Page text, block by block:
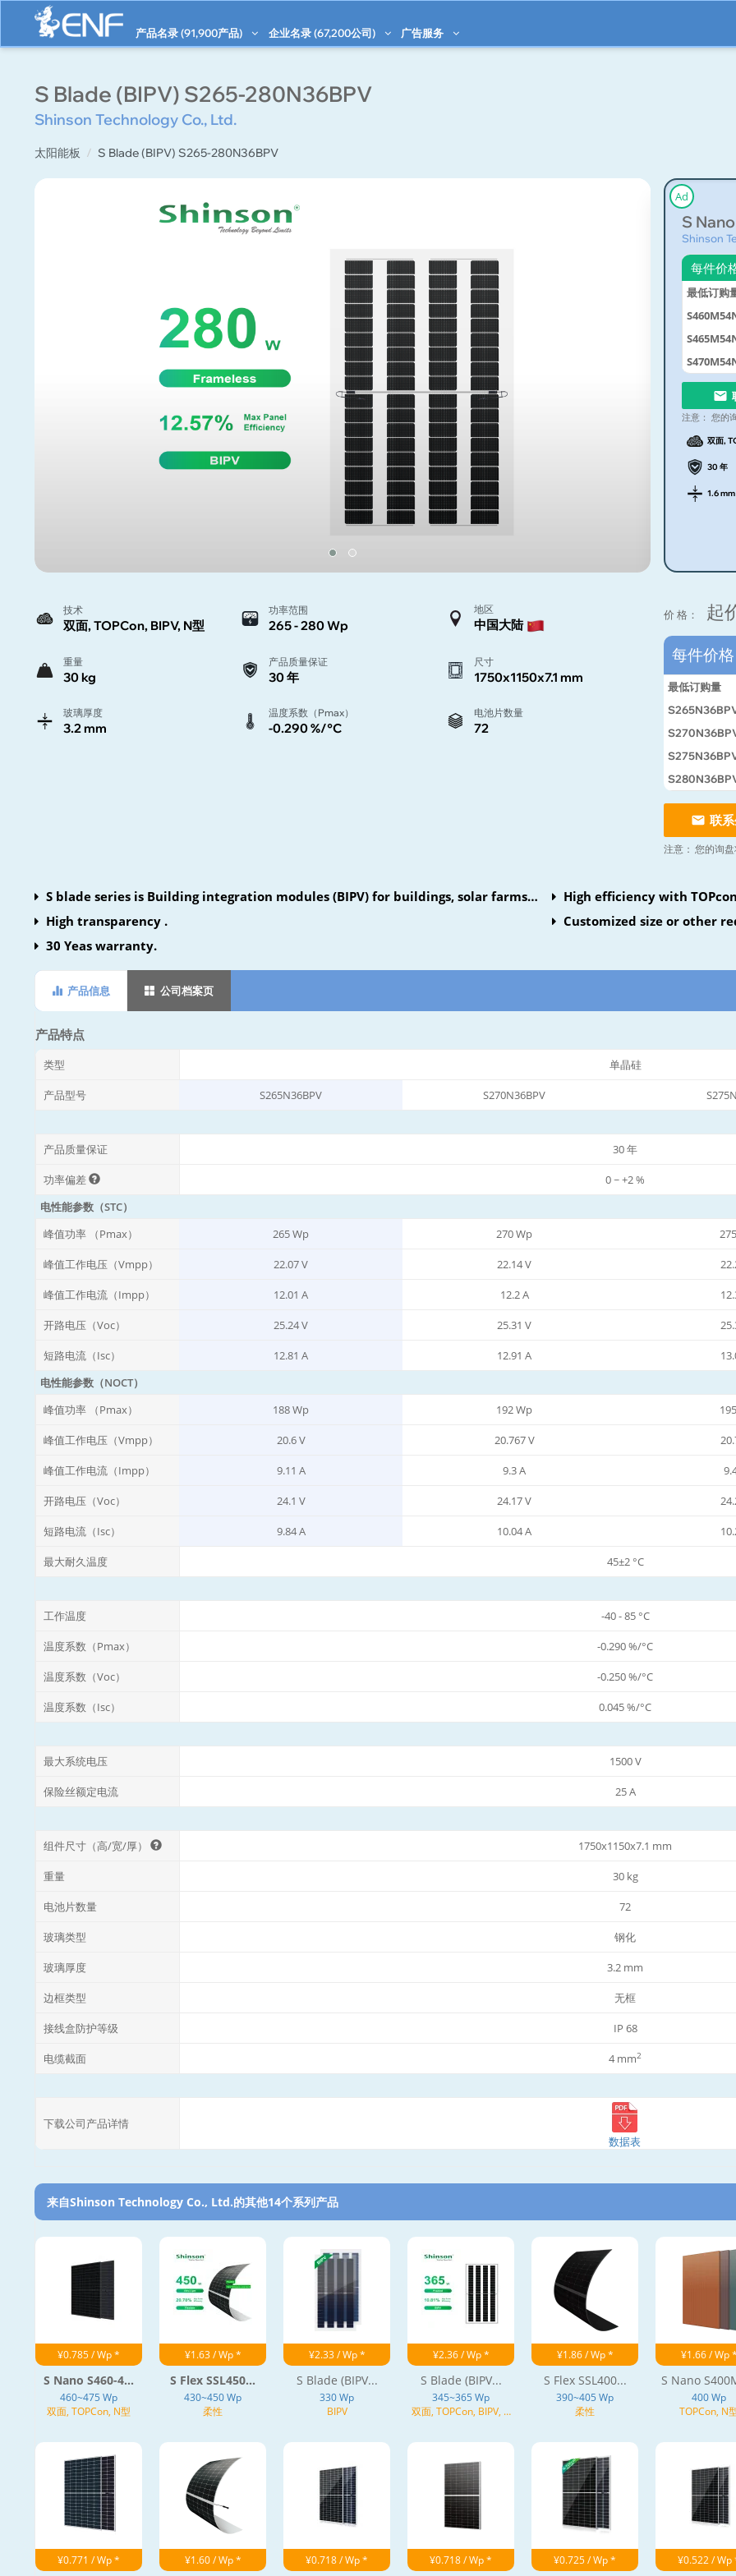
产品名录 (91,900产品) 企业名录 (67,200公司) 广告服务
S Blade (BIPV) S265-280N36BPV
Shinson Technology Co., Ltd.
太阳能板 S Blade (BIPV) S265-280N36BPV
Ad
S
Shinson
每件价
最低订购
注意： 您的
双面,
30 年
1.6 mm
技术
双面, TOPCon, BIPV, N型
功率范围
265 - 280 Wp
地区
中国大陆
重量
30 kg
产品质量保证
30 年
尺寸
1750x1150x7.1 mm
玻璃厚度
3.2 mm
温度系数（Pmax）
-0.290 %/°C
电池片数量
72
价 格： 起
每件价格
最低订购量
联
注意： 您的询
S blade series is Building integration modules (BIPV) for buildings, solar farms
and solar fence project.
High efficiency with
High transparency .
Customized size or other
30 Yeas warranty.
产品信息 公司档案页
产品特点
类型 单晶硅
产品型号 S265N36BPV S270N36BPV
产品质量保证 30 年
功率偏差
0 ~ +2 %
电性能参数（STC）
峰值功率 （Pmax）
265 Wp 270 Wp
峰值工作电压（Vmpp） 22.07 V 22.14 V
峰值工作电流（Impp） 12.01 A 12.2 A
开路电压（Voc） 25.24 V 25.31 V
短路电流（Isc） 12.81 A 12.91 A
电性能参数（NOCT）
峰值功率 （Pmax）
188 Wp 192 Wp
峰值工作电压（Vmpp） 20.6 V 20.767 V
峰值工作电流（Impp） 9.11 A 9.3 A
开路电压（Voc） 24.1 V 24.17 V
短路电流（Isc） 9.84 A 10.04 A
最大耐久温度 45±2 °C
工作温度 -40 - 85 °C
温度系数（Pmax） -0.290 %/°C
温度系数（Voc） -0.250 %/°C
温度系数（Isc） 0.045 %/°C
最大系统电压 1500 V
保险丝额定电流 25 A
组件尺寸（高/宽/厚） 1750x1150x7.1 mm
重量 30 kg
电池片数量 72
玻璃类型 钢化
玻璃厚度 3.2 mm
边框类型 无框
接线盒防护等级 IP 68
电缆截面 4 mm2
下载公司产品详情
数据表
来自Shinson Technology Co., Ltd.的其他14个系列产品‎
¥0.785 / Wp *
S Nano S460-4...
460~475 Wp
双面, TOPCon, N型
¥1.63 / Wp *
S Flex SSL450...
430~450 Wp
柔性
¥2.33 / Wp *
S Blade (BIPV...
330 Wp
BIPV
¥2.36 / Wp *
S Blade (BIPV...
345~365 Wp
双面, TOPCon, BIPV, N
¥1.86 / Wp *
S Flex SSL400...
390~405 Wp
柔性
¥1.66 / Wp *
S Nano
400 Wp
TOPCon, N
¥0.771 / Wp * ¥1.60 / Wp * ¥0.718 / Wp * ¥0.718 / Wp * ¥0.725 / Wp * ¥0.522 / Wp